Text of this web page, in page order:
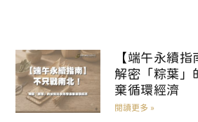
【端午永續指
解密「粽葉」
棄循環經濟
閱讀更多 »